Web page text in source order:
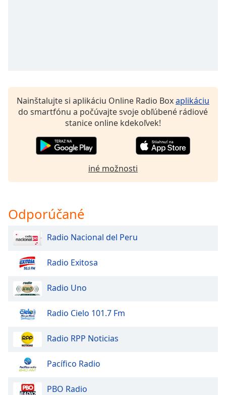
Color
Opacity
Text
Font
Done
Modal
Dialog
dialog
window.
Nainštalujte si aplikáciu Online Radio Boxaplikáciu
do smartfónu a počúvajte svoje obľúbené rádiové
stanice online kdekoľvek!
iné možnosti
Odporúčané
Radio Nacional del Peru
Radio Exitosa
Radio Uno
Radio Cielo 101.7 Fm
Radio RPP Noticias
Pacífico Radio
PBO Radio